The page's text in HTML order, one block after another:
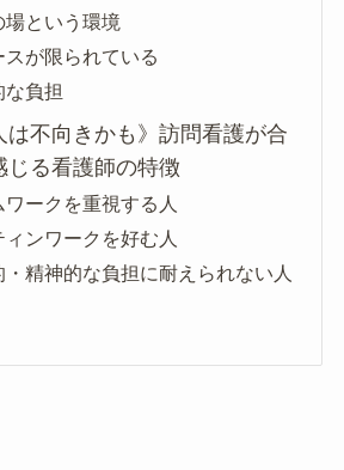
場という環境
スが限られている
な負担
は不向きかも》訪問看護が合
じる看護師の特徴
ワークを重視する人
ィンワークを好む人
・精神的な負担に耐えられない人